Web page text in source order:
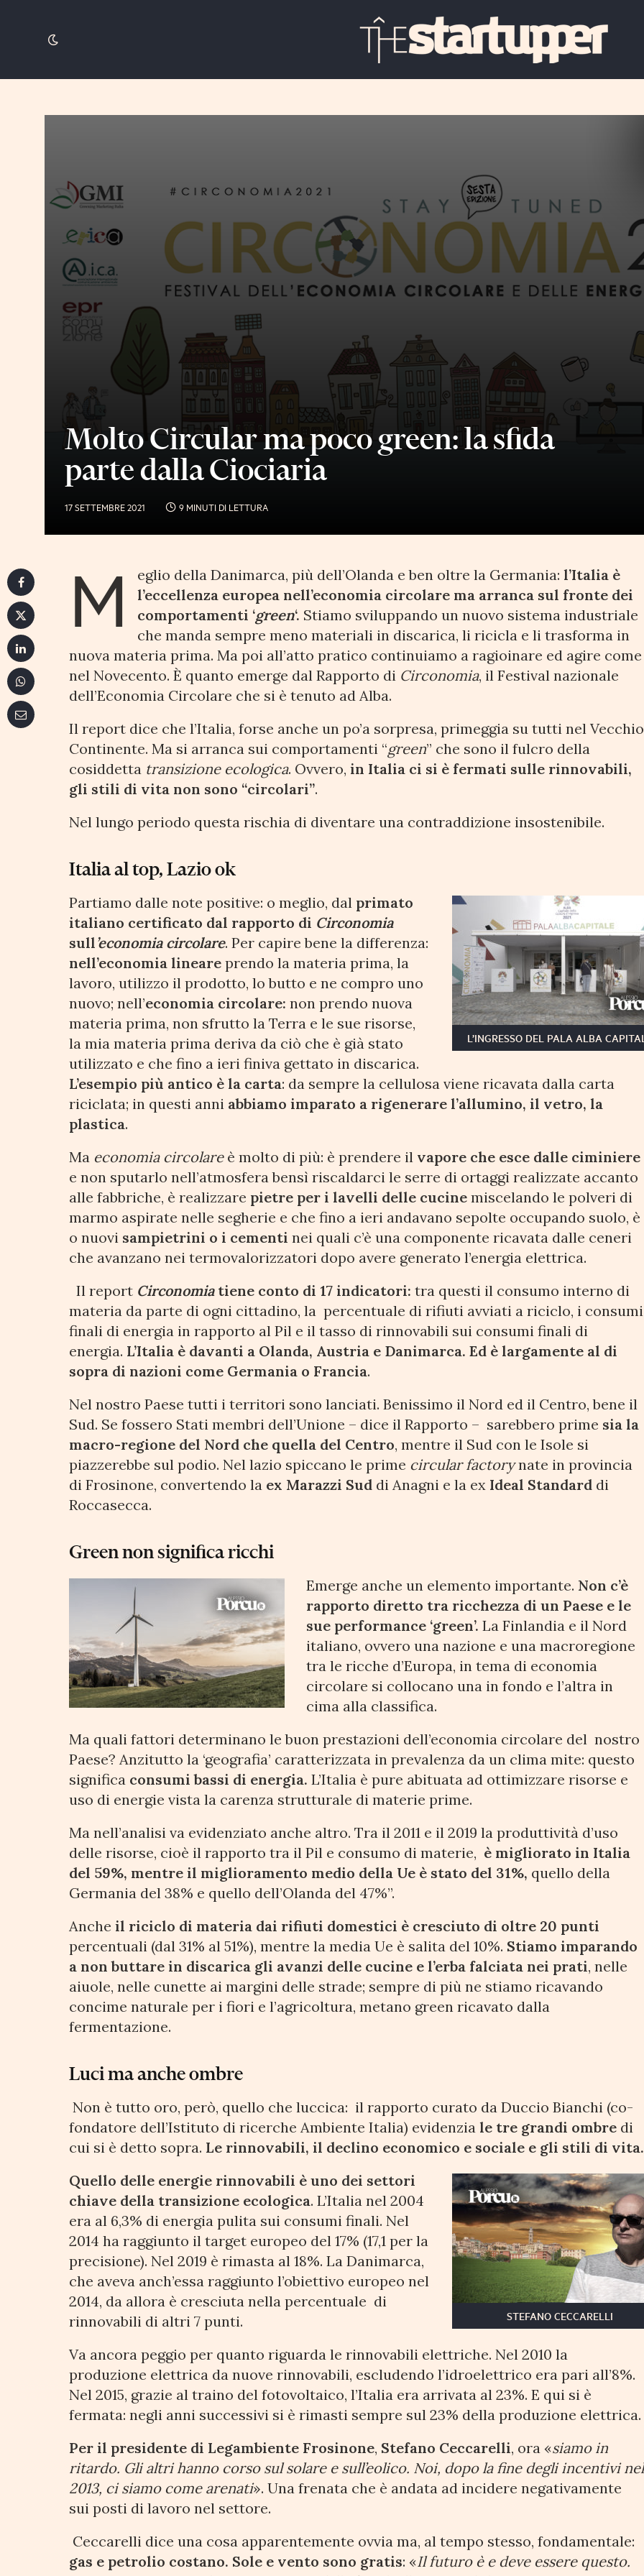
Molto Circular ma poco green: la sfida
parte dalla Ciociaria
17 SETTEMBRE 2021 9 MINUTI DI LETTURA
M eglio della Danimarca, più dell’Olanda e ben oltre la Germania: l’Italia è
l’eccellenza europea nell’economia circolare ma arranca sul fronte dei
comportamenti ‘green‘. Stiamo sviluppando un nuovo sistema industriale
che manda sempre meno materiali in discarica, li ricicla e li trasforma in
nuova materia prima. Ma poi all’atto pratico continuiamo a ragioinare ed agire come
nel Novecento. È quanto emerge dal Rapporto di Circonomia, il Festival nazionale
dell’Economia Circolare che si è tenuto ad Alba.
Il report dice che l’Italia, forse anche un po’a sorpresa, primeggia su tutti nel Vecchio
Continente. Ma si arranca sui comportamenti “green” che sono il fulcro della
cosiddetta transizione ecologica. Ovvero, in Italia ci si è fermati sulle rinnovabili,
gli stili di vita non sono “circolari”.
Nel lungo periodo questa rischia di diventare una contraddizione insostenibile.
Italia al top, Lazio ok
L’INGRESSO DEL PALA ALBA
Partiamo dalle note positive: o meglio, dal primato
italiano certificato dal rapporto di Circonomia
sull’economia circolare. Per capire bene la differenza:
nell’economia lineareprendo la materia prima, la
lavoro, utilizzo il prodotto, lo butto e ne compro uno
nuovo; nell’economia circolare: non prendo nuova
materia prima, non sfrutto la Terra e le sue risorse,
la mia materia prima deriva da ciò che è già stato
utilizzato e che fino a ieri finiva gettato in discarica.
L’esempio più antico è la carta: da sempre la cellulosa viene ricavata dalla carta
riciclata; in questi anni abbiamo imparato a rigenerare l’allumino, il vetro, la
plastica.
Ma economia circolare è molto di più: è prendere il vapore che esce dalle ciminiere
e non sputarlo nell’atmosfera bensì riscaldarci le serre di ortaggi realizzate accanto
alle fabbriche, è realizzare pietre per i lavelli delle cucinemiscelando le polveri di
marmo aspirate nelle segherie e che fino a ieri andavano sepolte occupando suolo, è
o nuovi sampietrini o i cementi nei quali c’è una componente ricavata dalle ceneri
che avanzano nei termovalorizzatori dopo avere generato l’energia elettrica.
Il report Circonomiatiene conto di 17 indicatori: tra questi il consumo interno di
materia da parte di ogni cittadino, la percentuale di rifiuti avviati a riciclo, i consumi
finali di energia in rapporto al Pil e il tasso di rinnovabili sui consumi finali di
energia. L’Italia è davanti a Olanda, Austria e Danimarca. Ed è largamente al di
sopra di nazioni come Germania o Francia.
Nel nostro Paese tutti i territori sono lanciati. Benissimo il Nord ed il Centro, bene il
Sud. Se fossero Stati membri dell’Unione – dice il Rapporto – sarebbero prime sia la
macro-regione del Nord che quella del Centro, mentre il Sud con le Isole si
piazzerebbe sul podio. Nel lazio spiccano le prime circular factorynate in provincia
di Frosinone, convertendo la ex Marazzi Sud di Anagni e la ex Ideal Standard di
Roccasecca.
Green non significa ricchi
Emerge anche un elemento importante. Non c’è
rapporto diretto tra ricchezza di un Paese e le
sue performance ‘green’.La Finlandia e il Nord
italiano, ovvero una nazione e una macroregione
tra le ricche d’Europa, in tema di economia
circolare si collocano una in fondo e l’altra in
cima alla classifica.
Ma quali fattori determinano le buon prestazioni dell’economia circolare del nostro
Paese? Anzitutto la ‘geografia’ caratterizzata in prevalenza da un clima mite: questo
significa consumi bassi di energia. L’Italia è pure abituata ad ottimizzare risorse e
uso di energie vista la carenza strutturale di materie prime.
Ma nell’analisi va evidenziato anche altro. Tra il 2011 e il 2019 la produttività d’uso
delle risorse, cioè il rapporto tra il Pil e consumo di materie, è migliorato in Italia
del 59%, mentre il miglioramento medio della Ue è stato del 31%, quello della
Germania del 38% e quello dell’Olanda del 47%”.
Anche il riciclo di materia dai rifiuti domestici è cresciuto di oltre 20 punti
percentuali (dal 31% al 51%), mentre la media Ue è salita del 10%. Stiamo imparando
a non buttare in discarica gli avanzi delle cucine e l’erba falciata nei prati, nelle
aiuole, nelle cunette ai margini delle strade; sempre di più ne stiamo ricavando
concime naturale per i fiori e l’agricoltura, metano green ricavato dalla
fermentazione.
Luci ma anche ombre
Non è tutto oro, però, quello che luccica: il rapporto curato da Duccio Bianchi (co-
fondatore dell’Istituto di ricerche Ambiente Italia) evidenziale tre grandi ombre di
cui si è detto sopra. Le rinnovabili, il declino economico e sociale e gli stili di vita.
STEFANO CECCARELLI
Quello delle energie rinnovabili è uno dei settori
chiave della transizione ecologica. L’Italia nel 2004
era al 6,3% di energia pulita sui consumi finali. Nel
2014 ha raggiunto il target europeo del 17% (17,1 per la
precisione). Nel 2019 è rimasta al 18%. La Danimarca,
che aveva anch’essa raggiunto l’obiettivo europeo nel
2014, da allora è cresciuta nella percentuale di
rinnovabili di altri 7 punti.
Va ancora peggio per quanto riguarda le rinnovabili elettriche. Nel 2010 la
produzione elettrica da nuove rinnovabili, escludendo l’idroelettrico era pari all’8%.
Nel 2015, grazie al traino del fotovoltaico, l’Italia era arrivata al 23%. E qui si è
fermata: negli anni successivi si è rimasti sempre sul 23% della produzione
Per il presidente di Legambiente Frosinone, Stefano Ceccarelli, ora «siamo in
ritardo. Gli altri hanno corso sul solare e sull’eolico. Noi, dopo la fine degli incentivi nel
2013, ci siamo come arenati». Una frenata che è andata ad incidere negativamente
sui posti di lavoro nel settore.
Ceccarelli dice una cosa apparentemente ovvia ma, al tempo stesso, fondamentale:
gas e petrolio costano. Sole e vento sono gratis: «Il futuro è e deve essere questo.